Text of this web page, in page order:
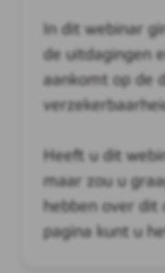
In dit webinar
de uitdagingen
aankomt op de
Heeft u dit
maar zou u
hebben over dit
pagina kunt u